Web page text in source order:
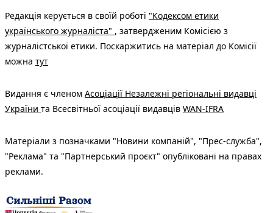
Редакція керується в своїй роботі "Кодексом етики
українського журналіста" , затвердженим Комісією з
журналістської етики. Поскаржитись на матеріал до Комісії
можна тут
Видання є членом Асоціації Незалежні регіональні видавці
України та Всесвітньої асоціації видавців WAN-IFRA
Матеріали з позначками "Новини компаній", "Прес-служба",
"Реклама" та "Партнерський проєкт" опубліковані на правах
реклами.